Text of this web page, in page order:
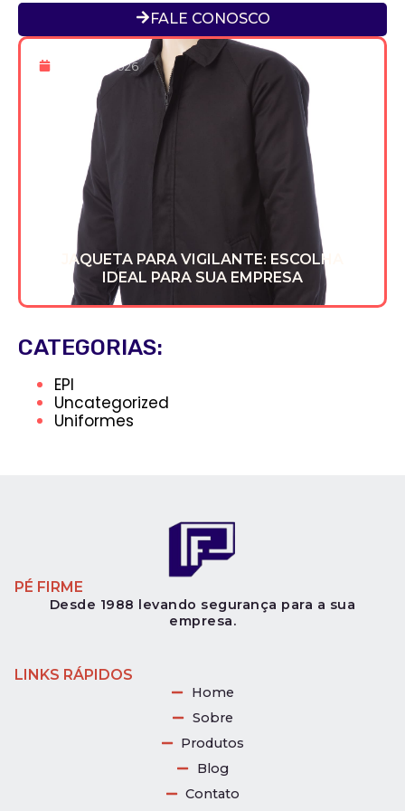
FALE CONOSCO
8 De Abr 2026
JAQUETA PARA VIGILANTE: ESCOLHA
IDEAL PARA SUA EMPRESA
CATEGORIAS:
EPI
Uncategorized
Uniformes
PÉ FIRME
Desde 1988 levando segurança para a sua
empresa.
LINKS RÁPIDOS
Home
Sobre
Produtos
Blog
Contato